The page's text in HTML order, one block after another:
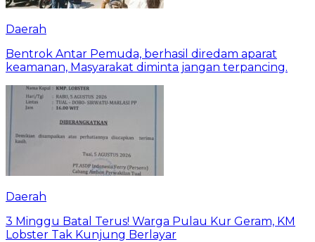
Daerah
Bentrok Antar Pemuda, berhasil diredam aparat
keamanan, Masyarakat diminta jangan terpancing.
Daerah
3 Minggu Batal Terus! Warga Pulau Kur Geram, KM
Lobster Tak Kunjung Berlayar